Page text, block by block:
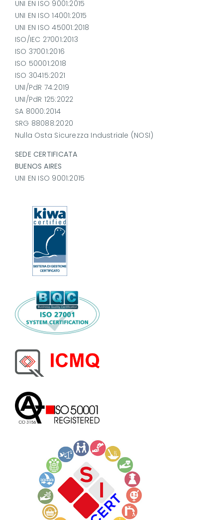
UNI EN ISO 9001:2015
UNI EN ISO 14001:2015
UNI EN ISO 45001:2018
ISO/IEC 27001:2013
ISO 37001:2016
ISO 50001:2018
ISO 30415:2021
UNI/PdR 74:2019
UNI/PdR 125:2022
SA 8000:2014
SRG 88088:2020
Nulla Osta Sicurezza Industriale (NOSI)
SEDE CERTIFICATA
BUENOS AIRES
UNI EN ISO 9001:2015